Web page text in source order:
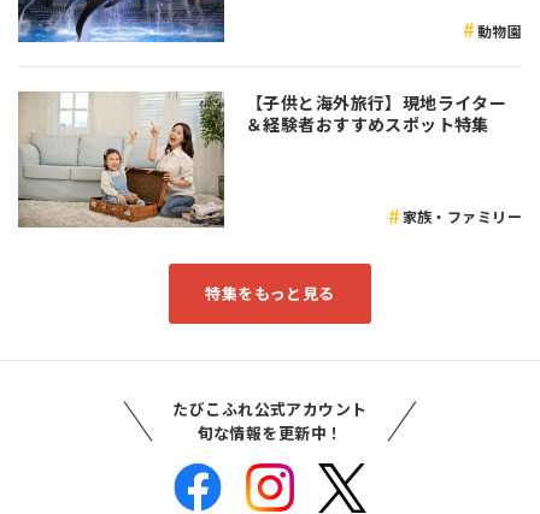
動物園
【子供と海外旅行】現地ライター
＆経験者おすすめスポット特集
家族・ファミリー
特集をもっと見る
たびこふれ公式アカウント
旬な情報を更新中！